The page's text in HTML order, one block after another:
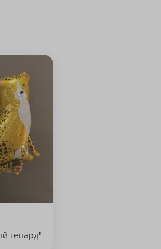
гепард"